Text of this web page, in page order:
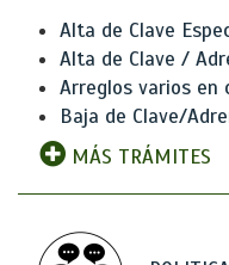
Alta de Clave
Alta de Clave /
Arreglos varios en
Baja de Clave/
MÁS TRÁMITES